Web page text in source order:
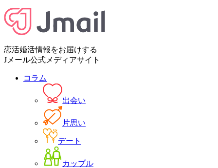
恋活婚活情報をお届けする
Jメール公式メディアサイト
コラム
出会い
片思い
デート
カップル